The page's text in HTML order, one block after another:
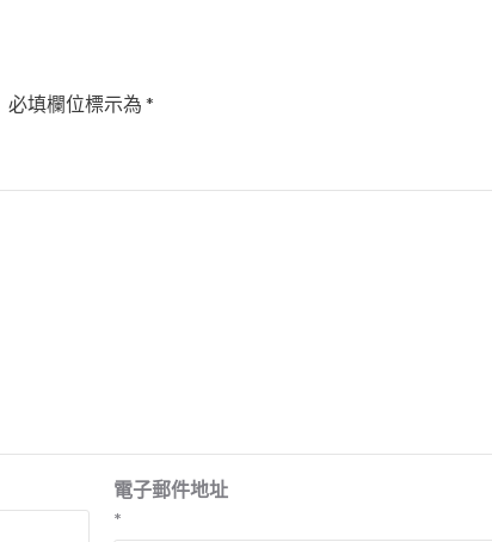
必填欄位標示為 *
電子郵件地址
*